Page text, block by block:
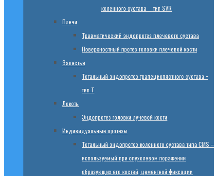
коленного сустава – тип SVR
Плечи
Травматический эндопротез плечевого сустава
Поверхностный протез головки плечевой кости
Запястья
Тотальный эндопротез трапециопястного сустава −
тип T
Локоть
Эндопротез головки лучевой кости
Индивидуальные протезы
Тотальный эндопротез коленного сустава типа CMS –
используемый при опухолевом поражении
образующих его костей, цементной фиксации